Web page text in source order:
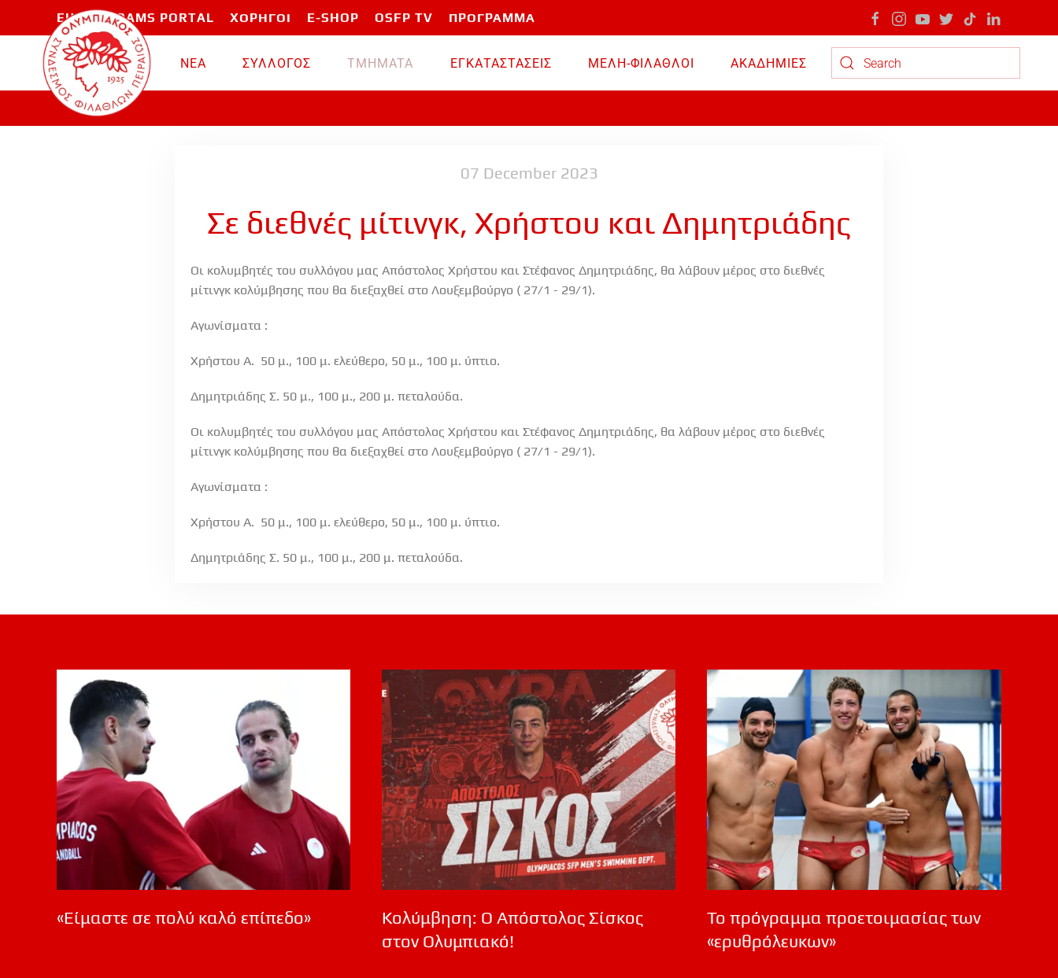
Skip to main content
EU PROGRAMS PORTAL ΧΟΡΗΓΟΙ E-SHOP OSFP TV ΠΡΟΓΡΑΜΜΑ
ΝΕΑ ΣΥΛΛΟΓΟΣ TMHMATA ΕΓΚΑΤΑΣΤΑΣΕΙΣ ΜΕΛΗ-ΦΙΛΑΘΛΟΙ
ΑΚΑΔΗΜΙΕΣ
Type 2 or more characters for results.
07 December 2023
Σε διεθνές μίτινγκ, Χρήστου και Δημητριάδης
Οι κολυμβητές του συλλόγου μας Απόστολος Χρήστου και Στέφανος Δημητριάδης, θα λάβουν μέρος στο διεθνές
μίτινγκ κολύμβησης που θα διεξαχθεί στο Λουξεμβούργο ( 27/1 - 29/1).
Αγωνίσματα :
Χρήστου Α. 50 μ., 100 μ. ελεύθερο, 50 μ., 100 μ. ύπτιο.
Δημητριάδης Σ. 50 μ., 100 μ., 200 μ. πεταλούδα.
Οι κολυμβητές του συλλόγου μας Απόστολος Χρήστου και Στέφανος Δημητριάδης, θα λάβουν μέρος στο διεθνές
μίτινγκ κολύμβησης που θα διεξαχθεί στο Λουξεμβούργο ( 27/1 - 29/1).
Αγωνίσματα :
Χρήστου Α. 50 μ., 100 μ. ελεύθερο, 50 μ., 100 μ. ύπτιο.
Δημητριάδης Σ. 50 μ., 100 μ., 200 μ. πεταλούδα.
«Είμαστε σε πολύ καλό επίπεδο»
Κολύμβηση: Ο Απόστολος Σίσκος
στον Ολυμπιακό!
Το πρόγραμμα προετοιμασίας των
«ερυθρόλευκων»